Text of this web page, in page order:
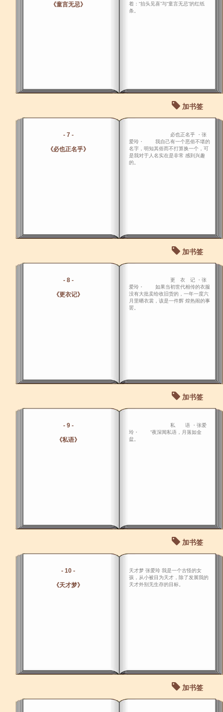
《童言无忌》
着：“抬头见喜”与“童言无忌”的红纸
条。
加书签
- 7 -
《必也正名乎》
必也正名乎 ・张
爱玲・ 我自己有一个恶俗不堪的
名字，明知其俗而不打算换一个，可
是我对于人名实在是非常 感到兴趣
的。
加书签
- 8 -
《更衣记》
更 衣 记 ・张
爱玲・ 如果当初世代相传的衣服
没有大批卖给收旧货的，一年一度六
月里晒衣裳，该是一件辉 煌热闹的事
罢。
加书签
- 9 -
《私语》
私 语 ・张爱
玲・ “夜深闻私语，月落如金
盆。
加书签
- 10 -
《天才梦》
天才梦 张爱玲 我是一个古怪的女
孩，从小被目为天才，除了发展我的
天才外别无生存的目标。
加书签